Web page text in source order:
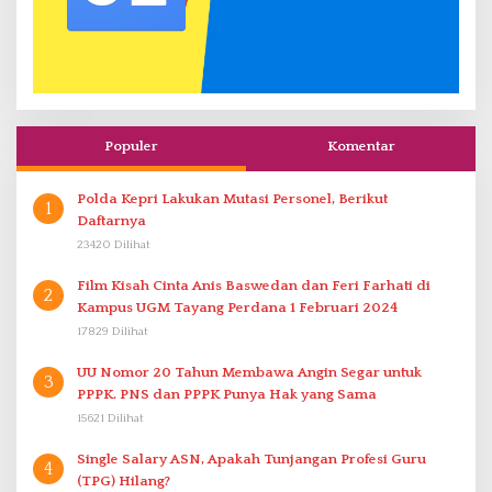
Populer Komentar
1
Polda Kepri Lakukan Mutasi Personel, Berikut
Daftarnya
23420 Dilihat
2
Film Kisah Cinta Anis Baswedan dan Feri Farhati di
Kampus UGM Tayang Perdana 1 Februari 2024
17829 Dilihat
3
UU Nomor 20 Tahun Membawa Angin Segar untuk
PPPK. PNS dan PPPK Punya Hak yang Sama
15621 Dilihat
4
Single Salary ASN, Apakah Tunjangan Profesi Guru
(TPG) Hilang?